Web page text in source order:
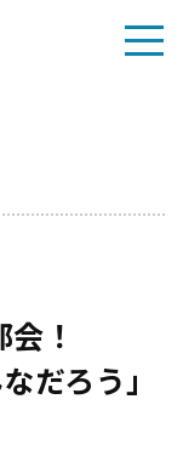
！
だろう」